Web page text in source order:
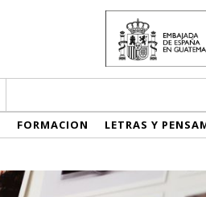
FORMACION LETRAS Y